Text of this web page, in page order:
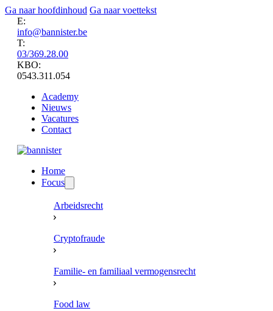
Ga naar hoofdinhoud Ga naar voettekst
E:
info@bannister.be
T:
03/369.28.00
KBO:
0543.311.054
Academy
Nieuws
Vacatures
Contact
Home
Focus
Arbeidsrecht
Cryptofraude
Familie- en familiaal vermogensrecht
Food law